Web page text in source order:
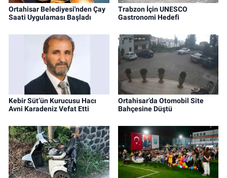
Ortahisar Belediyesi'nden Çay
Saati Uygulaması Başladı
Trabzon İçin UNESCO
Gastronomi Hedefi
Kebir Süt’ün Kurucusu Hacı
Avni Karadeniz Vefat Etti
Ortahisar’da Otomobil Site
Bahçesine Düştü